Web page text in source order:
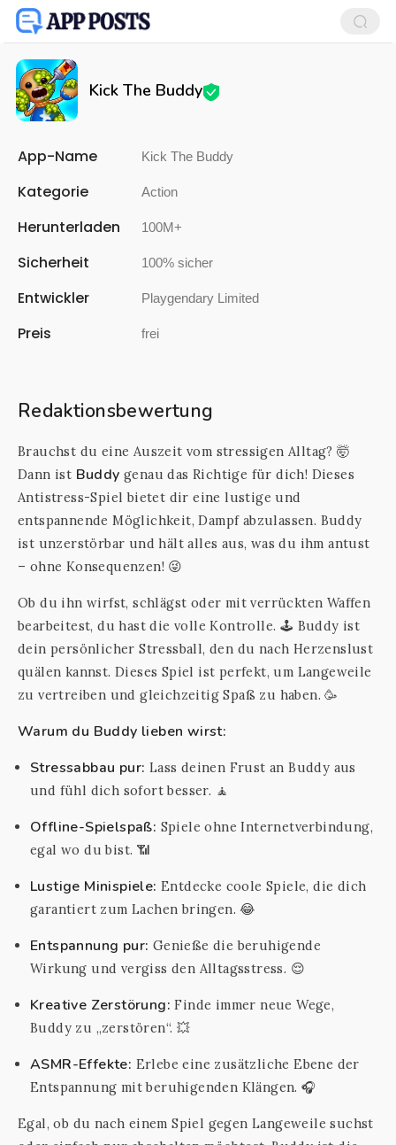
Kick The Buddy
App-Name Kick The Buddy
Kategorie Action
Herunterladen 100M+
Sicherheit 100% sicher
Entwickler Playgendary Limited
Preis frei
Redaktionsbewertung
Brauchst du eine Auszeit vom stressigen Alltag? 🤯
Dann ist Buddy genau das Richtige für dich! Dieses
Antistress-Spiel bietet dir eine lustige und
entspannende Möglichkeit, Dampf abzulassen. Buddy
ist unzerstörbar und hält alles aus, was du ihm antust
– ohne Konsequenzen! 😜
Ob du ihn wirfst, schlägst oder mit verrückten Waffen
bearbeitest, du hast die volle Kontrolle. 🕹️ Buddy ist
dein persönlicher Stressball, den du nach Herzenslust
quälen kannst. Dieses Spiel ist perfekt, um Langeweile
zu vertreiben und gleichzeitig Spaß zu haben. 🥳
Warum du Buddy lieben wirst:
Stressabbau pur: Lass deinen Frust an Buddy aus
und fühl dich sofort besser. 🧘
Offline-Spielspaß: Spiele ohne Internetverbindung,
egal wo du bist. 📶
Lustige Minispiele: Entdecke coole Spiele, die dich
garantiert zum Lachen bringen. 😂
Entspannung pur: Genieße die beruhigende
Wirkung und vergiss den Alltagsstress. 😌
Kreative Zerstörung: Finde immer neue Wege,
Buddy zu „zerstören“. 💥
ASMR-Effekte: Erlebe eine zusätzliche Ebene der
Entspannung mit beruhigenden Klängen. 🎧
Egal, ob du nach einem Spiel gegen Langeweile suchst